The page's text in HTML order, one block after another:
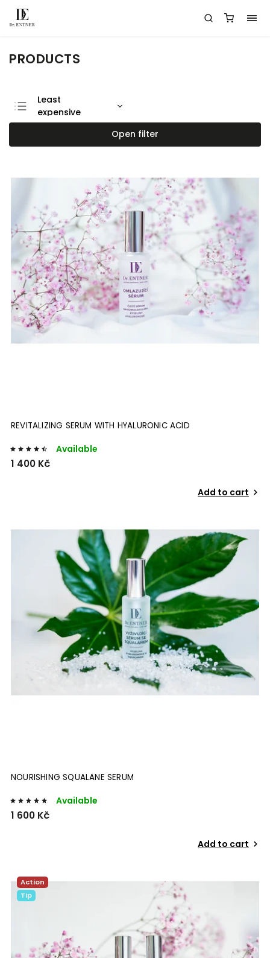
PRODUCTS
Least
expensive
Most expensive
Bestsellers
Open filter
REVITALIZING SERUM WITH HYALURONIC ACID
Available
1 400 Kč
Add to cart
NOURISHING SQUALANE SERUM
Available
1 600 Kč
Add to cart
Action
Tip